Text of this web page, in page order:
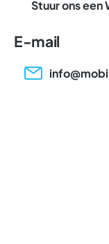
Stuur ons een
E-mail